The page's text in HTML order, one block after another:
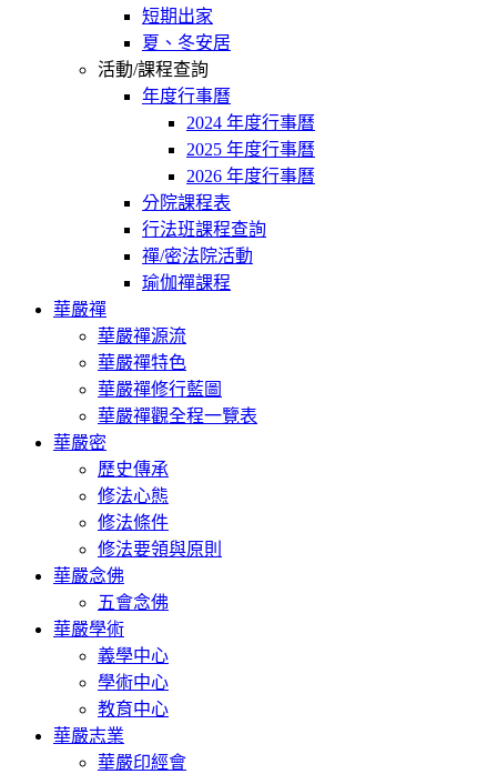
短期出家
夏、冬安居
活動/課程查詢
年度行事曆
2024 年度行事曆
2025 年度行事曆
2026 年度行事曆
分院課程表
行法班課程查詢
禪/密法院活動
瑜伽禪課程
華嚴禪
華嚴禪源流
華嚴禪特色
華嚴禪修行藍圖
華嚴禪觀全程一覽表
華嚴密
歷史傳承
修法心態
修法條件
修法要領與原則
華嚴念佛
五會念佛
華嚴學術
義學中心
學術中心
教育中心
華嚴志業
華嚴印經會